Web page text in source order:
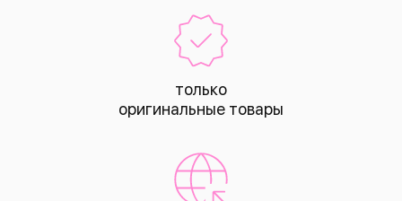
только
оригинальные товары